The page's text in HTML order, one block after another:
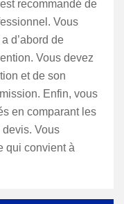
recommandé de
Vous
d’abord de
Vous devez
et de son
Enfin, vous
en comparant les
devis. Vous
qui convient à